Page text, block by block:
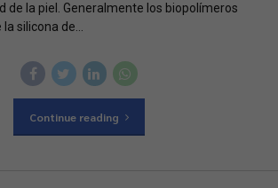
de la piel. Generalmente los biopolímeros
silicona de...
Continue reading